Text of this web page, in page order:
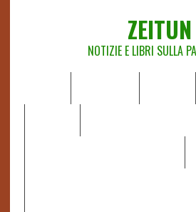
ZEITUN
NOTIZIE E LIBRI SULLA